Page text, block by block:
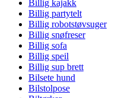
Billig kajakk
Billig partytelt
Billig robotstøvsuger
Billig snøfreser
Billig sofa
Billig speil
Billig sup brett
Bilsete hund
Bilstolpose